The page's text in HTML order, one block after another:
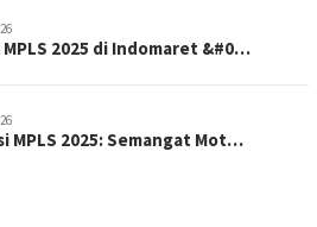
MPLS 2025 di Indomaret &#0…
MPLS 2025: Semangat Mot…